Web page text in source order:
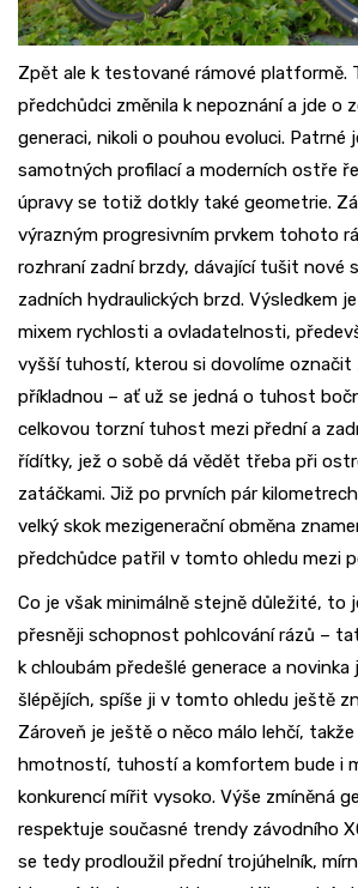
Zpět ale k testované rámové platformě.
předchůdci změnila k nepoznání a jde o
generaci, nikoli o pouhou evoluci. Patrné
samotných profilací a moderních ostře
úpravy se totiž dotkly také geometrie.
výrazným progresivním prvkem tohoto
rozhraní zadní brzdy, dávající tušit nové
zadních hydraulických brzd. Výsledkem
mixem rychlosti a ovladatelnosti,
vyšší tuhostí, kterou si dovolíme
příkladnou – ať už se jedná o tuhost
celkovou torzní tuhost mezi přední a
řídítky, jež o sobě dá vědět třeba při
zatáčkami. Již po prvních pár
velký skok mezigenerační obměna
předchůdce patřil v tomto ohledu mezi
Co je však minimálně stejně důležité, to
přesněji schopnost pohlcování rázů –
k chloubám předešlé generace a novinka
šlépějích, spíše ji v tomto ohledu ještě
Zároveň je ještě o něco málo lehčí,
hmotností, tuhostí a komfortem bude i
konkurencí mířit vysoko. Výše zmíněná
respektuje současné trendy závodního
se tedy prodloužil přední trojúhelník,